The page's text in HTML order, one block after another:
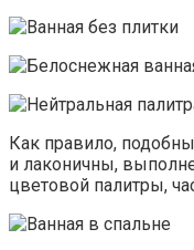
Как правило,
и лаконичны,
цветовой палитры,